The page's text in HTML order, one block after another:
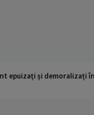
epuizați și